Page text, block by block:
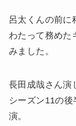
呂太くんの前に
わたって務めた
みました。
長田成哉さん演
シーズン11の
演。